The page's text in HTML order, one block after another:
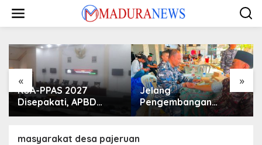
konten
« »
KUA-PPAS 2027
Disepakati, APBD
Sampang Defisit Rp
Jelang
Pengembangan
Lapangan Hidayah,
masyarakat desa pajeruan